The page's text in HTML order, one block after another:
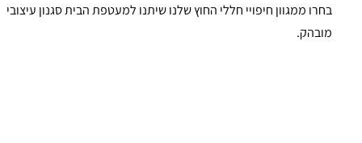
בחרו ממגוון חיפויי חללי החוץ שלנו שיתנו למעטפת הבית סגנון עיצובי
מובהק.